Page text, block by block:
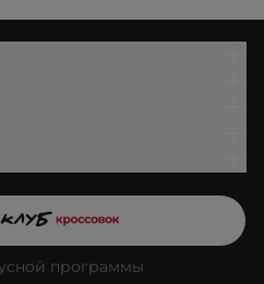
программы